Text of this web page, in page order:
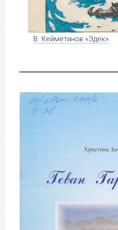
В. Кейметинов «Эдек»